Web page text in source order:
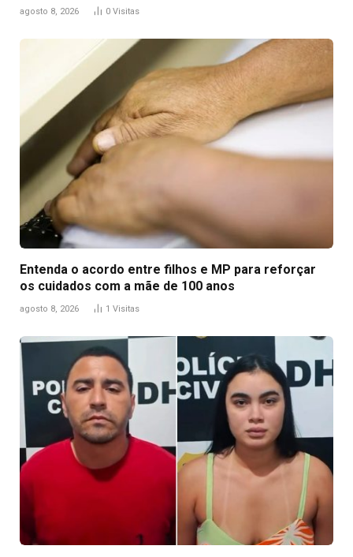
agosto 8, 2026 0 Visitas
Entenda o acordo entre filhos e MP para reforçar
os cuidados com a mãe de 100 anos
agosto 8, 2026 1 Visitas